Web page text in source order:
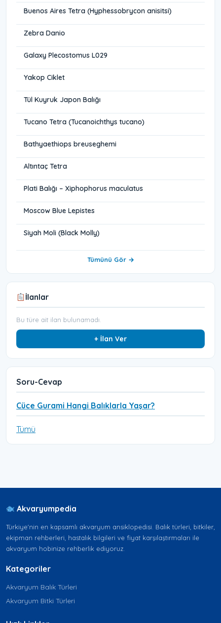
Buenos Aires Tetra (Hyphessobrycon anisitsi)
Zebra Danio
Galaxy Plecostomus L029
Yakop Ciklet
Tül Kuyruk Japon Balığı
Tucano Tetra (Tucanoichthys tucano)
Bathyaethiops breuseghemi
Altıntaç Tetra
Plati Balığı – Xiphophorus maculatus
Moscow Blue Lepistes
Siyah Moli (Black Molly)
Tümünü Gör →
İlanlar
Bu türe ait ilan bulunamadı.
+ İlan Ver
Soru-Cevap
Cüce Gurami Hangi Balıklarla Yaşar?
Tümü
Akvaryumpedia
Türkiye'nin en kapsamlı akvaryum ansiklopedisi. Balık türleri, bitkiler,
ekipman rehberleri, hastalık bilgileri ve fiyat karşılaştırmaları ile
akvaryum hobinize rehberlik ediyoruz.
Kategoriler
Akvaryum Balık Türleri
Akvaryum Bitki Türleri